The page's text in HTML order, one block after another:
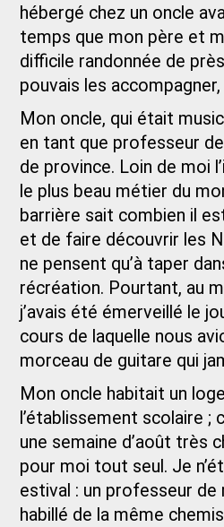
hébergé chez un oncle
temps que mon père et
difficile randonnée de
pouvais les
Mon oncle, qui était
en tant que professeur
de province. Loin de moi
le plus beau métier du
barrière sait combien il
et de faire découvrir les
ne pensent qu’à taper
récréation. Pourtant, au
j’avais été émerveillé le
cours de laquelle nous
morceau de guitare qui
Mon oncle habitait un
l’établissement scolaire ;
une semaine d’août très
pour moi tout seul. Je
estival : un professeur
habillé de la même